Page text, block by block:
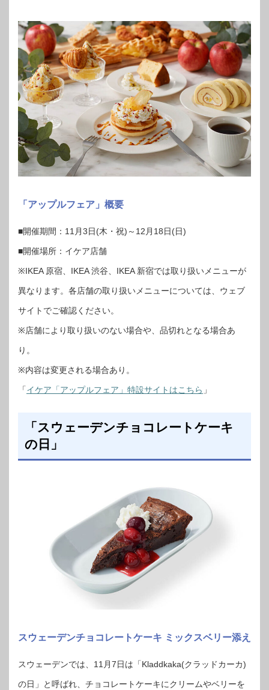
「アップルフェア」概要
■開催期間：11月3日(木・祝)～12月18日(日)
■開催場所：イケア店舗
※IKEA 原宿、IKEA 渋谷、IKEA 新宿では取り扱いメニューが
異なります。各店舗の取り扱いメニューについては、ウェブ
サイトでご確認ください。
※店舗により取り扱いのない場合や、品切れとなる場合あ
り。
※内容は変更される場合あり。
「イケア「アップルフェア」特設サイトはこちら 」
「スウェーデンチョコレートケーキ
の日」
スウェーデンチョコレートケーキ ミックスベリー添え
スウェーデンでは、11月7日は「Kladdkaka(クラッドカーカ)
の日」と呼ばれ、チョコレートケーキにクリームやベリーを